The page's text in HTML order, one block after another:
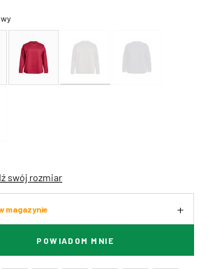
swój rozmiar
magazynie
POWIADOM MNIE